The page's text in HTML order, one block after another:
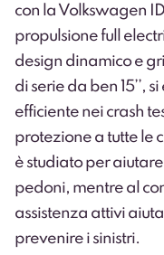
con la Volkswagen
propulsione full
design dinamico e
di serie da ben 15’’,
efficiente nei crash
protezione a tutte le
è studiato per
pedoni, mentre al
assistenza attivi
prevenire i sinistri.